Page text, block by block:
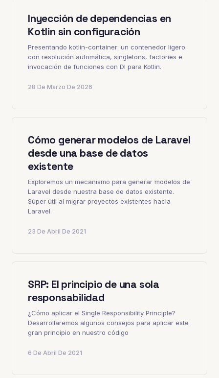
Inyección de dependencias en
Kotlin sin configuración
Presentando kotlin-container: un contenedor ligero
con resolución automática, singletons, factories e
invocación de funciones con DI para Kotlin.
28 De Marzo De 2026
Cómo generar modelos de Laravel
desde una base de datos
existente
Exploremos un mecanismo para generar modelos de
Laravel desde nuestra base de datos existente.
Súper útil al migrar proyectos existentes hacia
Laravel.
23 De Abril De 2021
SRP: El principio de una sola
responsabilidad
¿Cómo aplicar el Single Responsibility Principle?
Desarrollaremos algunos consejos para aplicar este
gran principio en nuestro código
6 De Abril De 2021